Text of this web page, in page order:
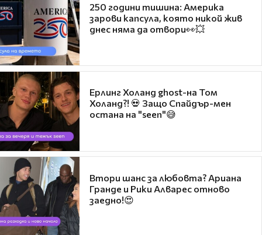
250 години тишина: Америка
зарови капсула, която никой жив
днес няма да отвори👀💥
Ерлинг Холанд ghost-на Том
Холанд?! 💀 Защо Спайдър-мен
остана на "seen"😅
Втори шанс за любовта? Ариана
Гранде и Рики Алварес отново
заедно!😍